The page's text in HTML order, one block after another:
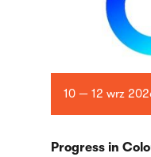
10 — 12 wrz
Progress in